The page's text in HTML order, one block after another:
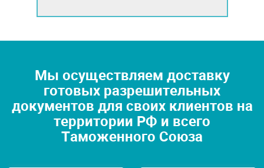
Мы осуществляем доставку
готовых разрешительных
документов для своих клиентов на
территории РФ и всего
Таможенного Союза